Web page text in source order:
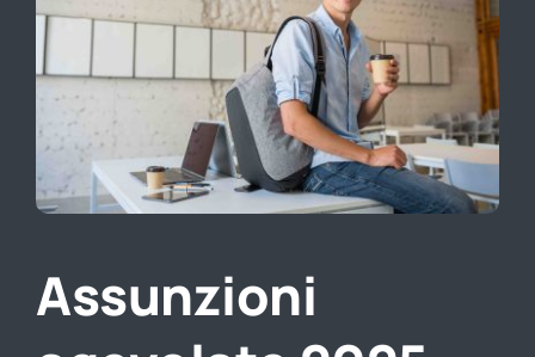
Direzione lavoro
Assunzioni